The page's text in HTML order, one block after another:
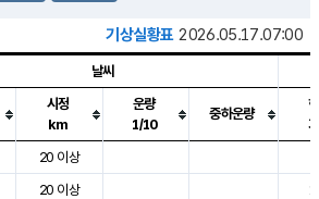
기상실황표 2026.05.17.07:00
, 날씨, 기온, 강수, 바람, 기압등을 안내한 표입
날씨
시정
km
운량
1/10
중하운량
20 이상
20 이상